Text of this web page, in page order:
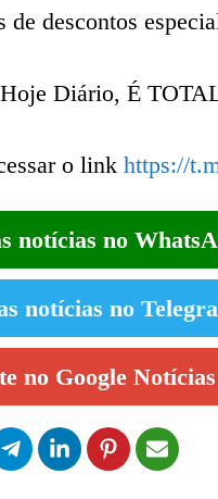
descontos
Diário, É
o link https://
notícias no
notícias no
no Google Notícias